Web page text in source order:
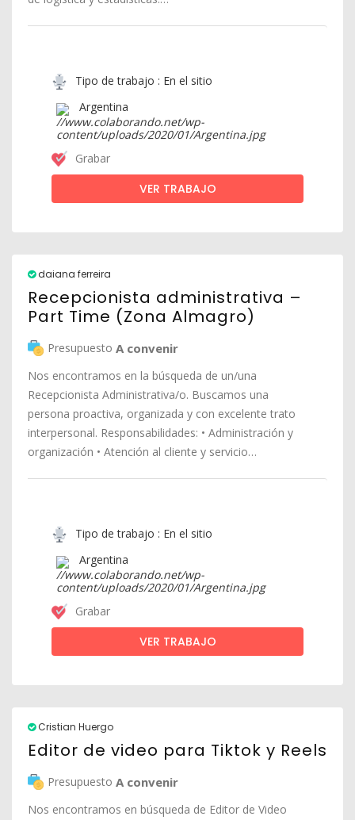
Tipo de trabajo : En el sitio
Argentina
Grabar
VER TRABAJO
daiana ferreira
Recepcionista administrativa –
Part Time (Zona Almagro)
Presupuesto A convenir
Nos encontramos en la búsqueda de un/una
Recepcionista Administrativa/o. Buscamos una
persona proactiva, organizada y con excelente trato
interpersonal. Responsabilidades: • Administración y
organización • Atención al cliente y servicio…
Tipo de trabajo : En el sitio
Argentina
Grabar
VER TRABAJO
Cristian Huergo
Editor de video para Tiktok y Reels
Presupuesto A convenir
Nos encontramos en búsqueda de Editor de Video